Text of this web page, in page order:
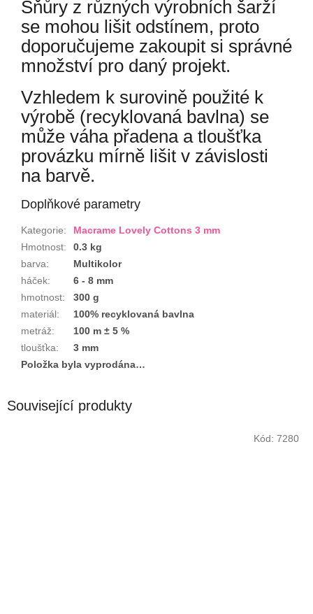
Šňůry z různých výrobních šarží
se mohou lišit odstínem, proto
doporučujeme zakoupit si správné
množství pro daný projekt.
Vzhledem k surovině použité k
výrobě (recyklovaná bavlna) se
může váha přadena a tloušťka
provázku mírně lišit v závislosti
na barvě.
Doplňkové parametry
Kategorie:
Macrame Lovely Cottons 3 mm
Hmotnost:
0.3 kg
barva:
Multikolor
háček:
6 - 8 mm
hmotnost:
300 g
materiál:
100% recyklovaná bavlna
metráž:
100 m ± 5 %
tloušťka:
3 mm
Položka byla vyprodána…
Související produkty
Kód: 7280